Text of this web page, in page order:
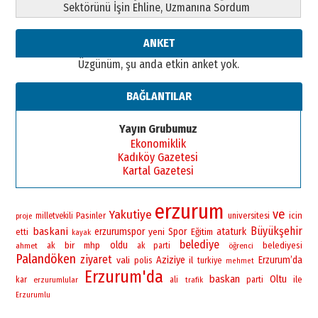
26 Mart 2026 Perşembe
gönül adamı Faruk Terzioğlu!
Başkan Sekmen’den Erzurum’a
bir vizyon proje daha!
02 Ağustos 2026 Pazar
Sektörünü İşin Ehline, Uzmanına Sordum
ANKET
Üzgünüm, şu anda etkin anket yok.
BAĞLANTILAR
Yayın Grubumuz
Ekonomiklik
Kadıköy Gazetesi
Kartal Gazetesi
proje milletvekili Pasinler Yakutiye erzurum universitesi ve icin
etti baskani kayak erzurumspor yeni Spor Eğitim ataturk Büyükşehir
ahmet ak bir mhp oldu ak parti belediye öğrenci belediyesi
Palandöken ziyaret vali polis Aziziye il turkiye mehmet Erzurum’da
kar erzurumlular Erzurum'da ali trafik baskan parti Oltu ile
Erzurumlu